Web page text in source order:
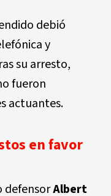
debió
y
su arresto,
fueron
actuantes.
en favor
defensorAlbert